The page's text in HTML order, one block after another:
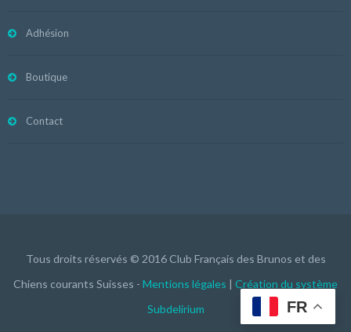
Adhésion
Boutique
Contact
Tous droits réservés © 2016 Club Français des Brunos et des
Chiens courants Suisses - Mentions légales | Création du système
Subdelirium
FR